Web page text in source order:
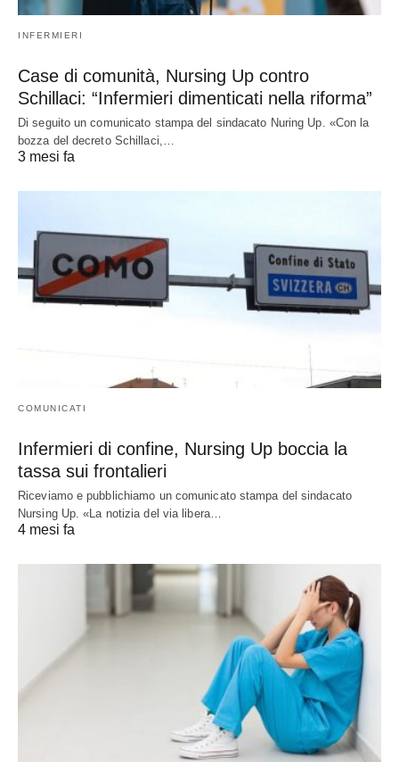
INFERMIERI
Case di comunità, Nursing Up contro
Schillaci: “Infermieri dimenticati nella riforma”
Di seguito un comunicato stampa del sindacato Nuring Up. «Con la
bozza del decreto Schillaci,…
3 mesi fa
COMUNICATI
Infermieri di confine, Nursing Up boccia la
tassa sui frontalieri
Riceviamo e pubblichiamo un comunicato stampa del sindacato
Nursing Up. «La notizia del via libera…
4 mesi fa